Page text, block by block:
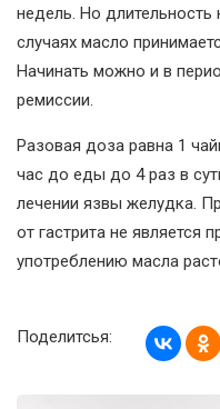
недель. Но длительность
случаях масло
Начинать можно и в
ремиссии.
Разовая доза равна 1
час до еды до 4 раз в
лечении язвы желудка.
от гастрита не является
употреблению масла
Поделитсья: